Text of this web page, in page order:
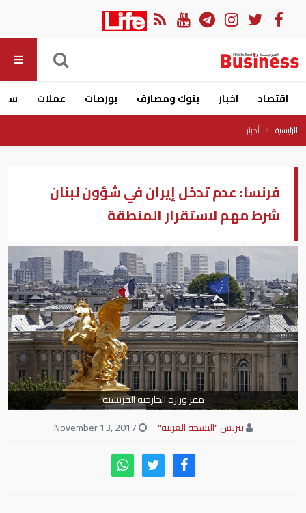
اقتصاد اخبار بنوك ومصارف بورصات عملات
الرئيسية أخبار
فرنسا: عدم تدخل إيران في شؤون لبنان
شرط مهم لاستقرار المنطقة
مقر وزارة الخارجية الفرنسية
بيزنس "النسخة العربية"